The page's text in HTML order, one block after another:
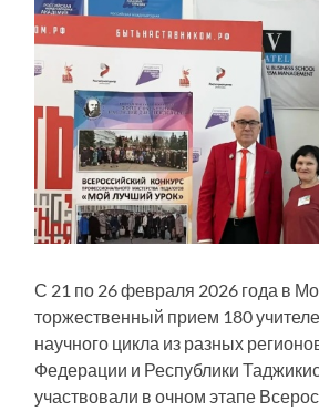
С 21 по 26 февраля 2026 года в
торжественный прием 180
научного цикла из разных
Федерации и Республики
участвовали в очном этапе